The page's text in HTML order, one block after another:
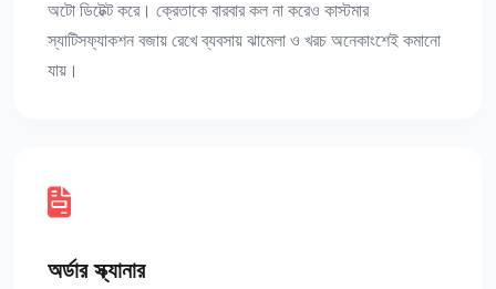
অটো ডিটেক্ট করে। ক্রেতাকে বারবার কল না করেও কাস্টমার
স্যাটিসফ্যাকশন বজায় রেখে ব্যবসায় ঝামেলা ও খরচ অনেকাংশেই কমানো
যায়।
অর্ডার স্ক্যানার